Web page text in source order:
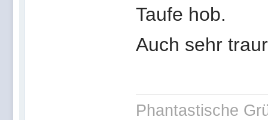
Taufe hob.
Auch sehr
Phantastische